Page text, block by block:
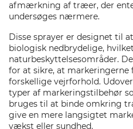
afmærkning af træer, der
undersøges nærmere.
Disse sprayer er designet til
biologisk nedbrydelige,
naturbeskyttelsesområder.
for at sikre, at markeringerne
forskellige vejrforhold.
typer af markeringstilbehør
bruges til at binde omkring
give en mere langsigtet
vækst eller sundhed.